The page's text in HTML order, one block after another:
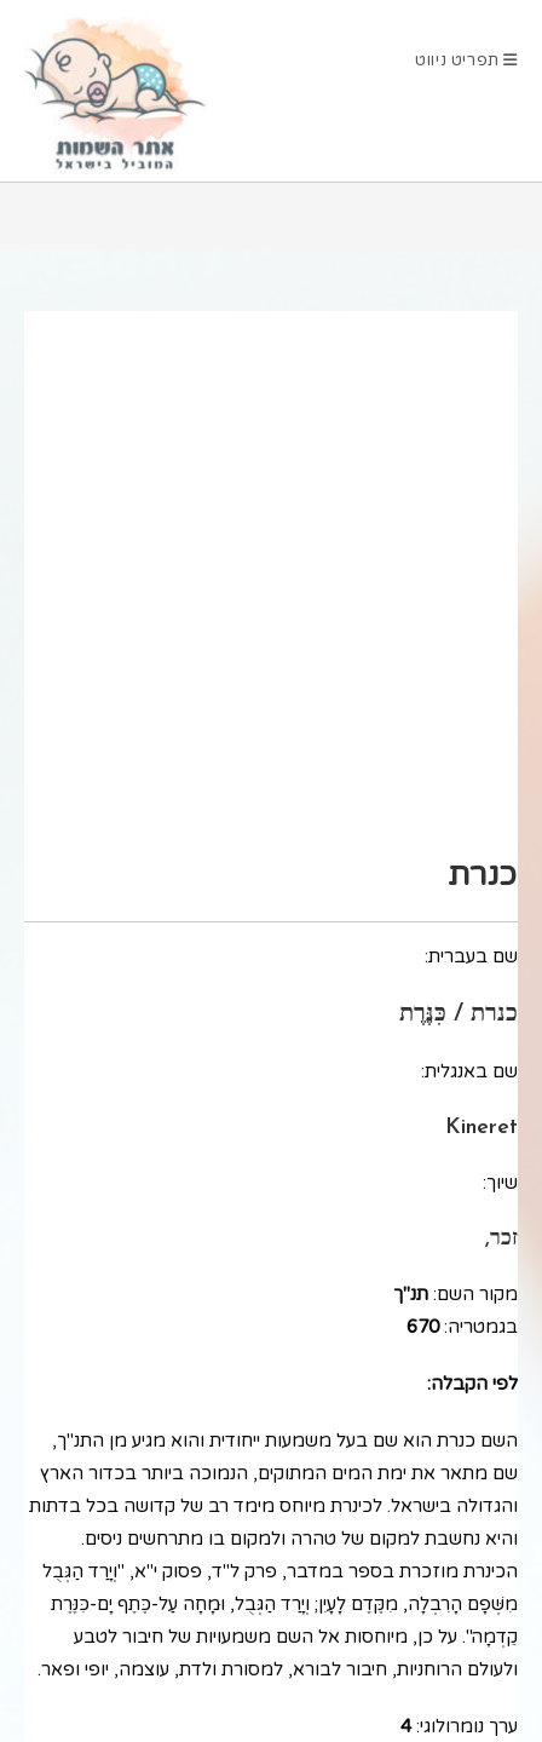
תפריט ניווט
כנרת
שם בעברית:
כנרת / כִּנֶּרֶת
שם באנגלית:
Kineret
שיוך:
זכר,
מקור השם: תנ"ך
בגמטריה:670
לפי הקבלה:
השם כנרת הוא שם בעל משמעות ייחודית והוא מגיע מן התנ"ך,
שם מתאר את ימת המים המתוקים, הנמוכה ביותר בכדור הארץ
והגדולה בישראל. לכינרת מיוחס מימד רב של קדושה בכל בדתות
והיא נחשבת למקום של טהרה ולמקום בו מתרחשים ניסים.
הכינרת מוזכרת בספר במדבר, פרק ל"ד, פסוק י"א, "וְיָרַד הַגְּבֻל
מִשְּׁפָם הָרִבְלָה, מִקֶּדֶם לָעָיִן; וְיָרַד הַגְּבֻל, וּמָחָה עַל-כֶּתֶף יָם-כִּנֶּרֶת
קֵדְמָה". על כן, מיוחסות אל השם משמעויות של חיבור לטבע
ולעולם הרוחניות, חיבור לבורא, למסורת ולדת, עוצמה, יופי ופאר.
ערך נומרולוגי:4